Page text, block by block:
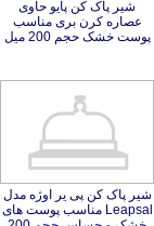
شیر پاک کن پایو حاوی
عصاره کرن بری مناسب
پوست خشک حجم 200 میل
شیر پاک کن پی یر اوژه مدل
Leapsal مناسب پوست های
خشک و حساس حجم 200